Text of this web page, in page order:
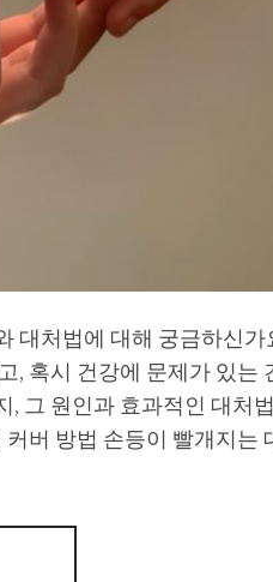
대처법에 대해 궁금하신
, 혹시 건강에 문제가 있는
, 그 원인과 효과적인 대처
버 방법 손등이 빨개지는